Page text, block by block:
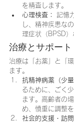
を精査します。
心理検査：
記憶
し、精神疾患な
理症状（BPSD）
治療とサポート
治療は「お薬」と「
ます。
抗精神病薬（少量
るために、ごく
ます。高齢者の
め、慎重に調整を
社会的支援・訪問